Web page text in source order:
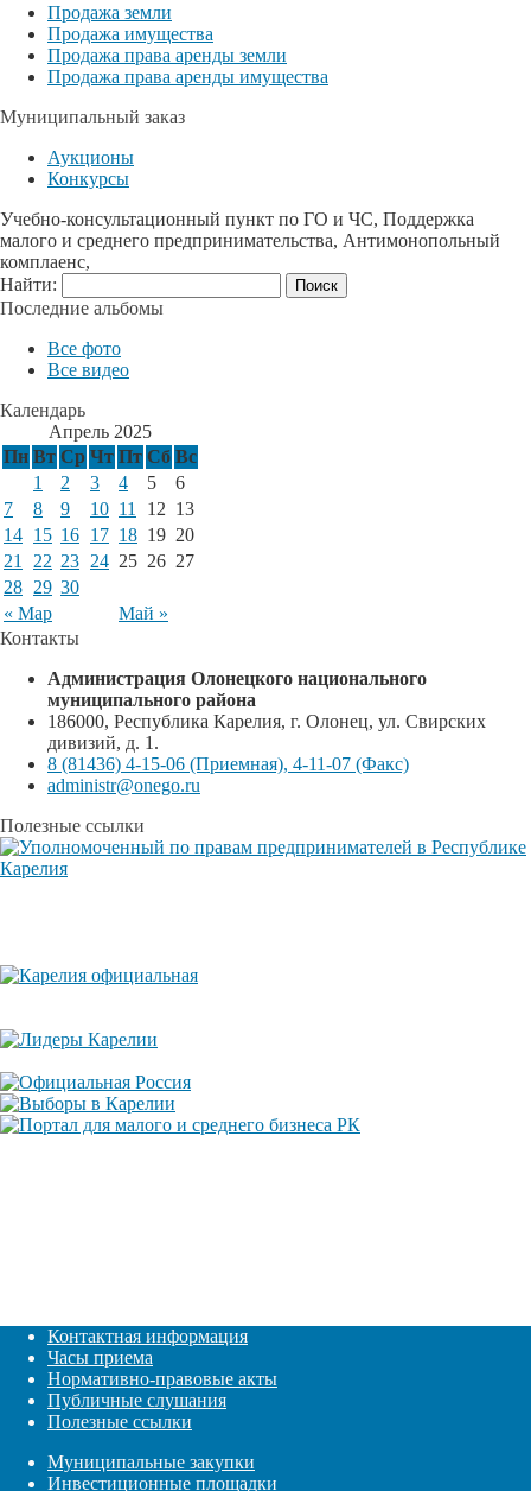
Продажа земли
Продажа имущества
Продажа права аренды земли
Продажа права аренды имущества
Муниципальный заказ
Аукционы
Конкурсы
Учебно-консультационный пункт по ГО и ЧС, Поддержка
малого и среднего предпринимательства, Антимонопольный
комплаенс,
Найти:
Последние альбомы
Все фото
Все видео
Календарь
Апрель 2025
Пн Вт Ср Чт Пт Сб Вс
« Мар Май »
1 2 3 4 5
6
7
8 9 10 11 12 13
14 15 16 17 18 19 20
21
22 23 24 25 26 27
28 29 30
Контакты
Администрация Олонецкого национального
муниципального района
186000, Республика Карелия, г. Олонец, ул. Свирских
дивизий, д. 1.
8 (81436) 4-15-06 (Приемная), 4-11-07 (Факс)
administr@onego.ru
Полезные ссылки
Контактная информация
Часы приема
Нормативно-правовые акты
Публичные слушания
Полезные ссылки
Муниципальные закупки
Инвестиционные площадки